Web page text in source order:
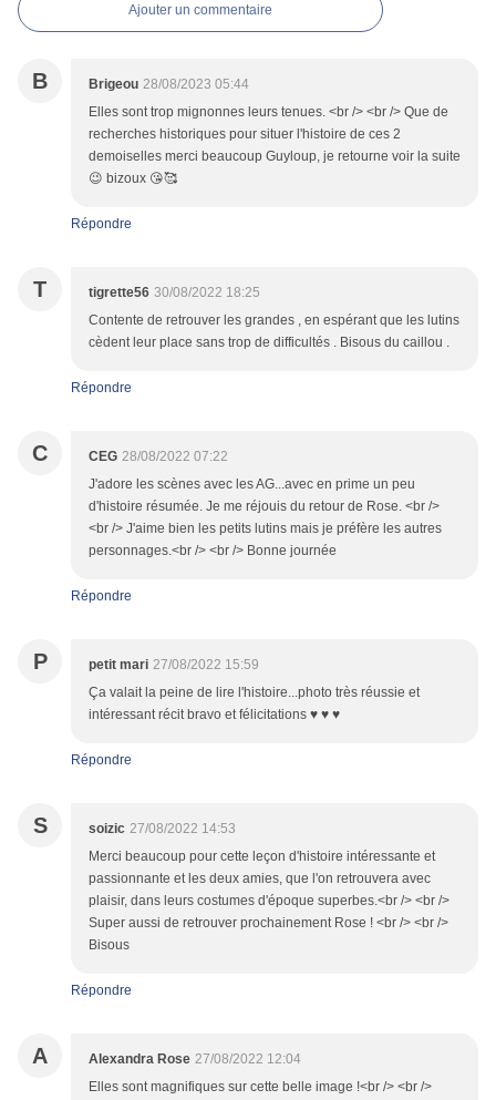
Ajouter un commentaire
B Brigeou 28/08/2023 05:44
Elles sont trop mignonnes leurs tenues. <br /> <br /> Que de
recherches historiques pour situer l'histoire de ces 2
demoiselles merci beaucoup Guyloup, je retourne voir la suite
😉 bizoux 😘🥰
Répondre
T tigrette56 30/08/2022 18:25
Contente de retrouver les grandes , en espérant que les lutins
cèdent leur place sans trop de difficultés . Bisous du caillou .
Répondre
C CEG 28/08/2022 07:22
J'adore les scènes avec les AG...avec en prime un peu
d'histoire résumée. Je me réjouis du retour de Rose. <br />
<br /> J'aime bien les petits lutins mais je préfère les autres
personnages.<br /> <br /> Bonne journée
Répondre
P petit mari 27/08/2022 15:59
Ça valait la peine de lire l'histoire...photo très réussie et
intéressant récit bravo et félicitations ♥ ♥ ♥
Répondre
S soizic 27/08/2022 14:53
Merci beaucoup pour cette leçon d'histoire intéressante et
passionnante et les deux amies, que l'on retrouvera avec
plaisir, dans leurs costumes d'époque superbes.<br /> <br />
Super aussi de retrouver prochainement Rose ! <br /> <br />
Bisous
Répondre
A Alexandra Rose 27/08/2022 12:04
Elles sont magnifiques sur cette belle image !<br /> <br />